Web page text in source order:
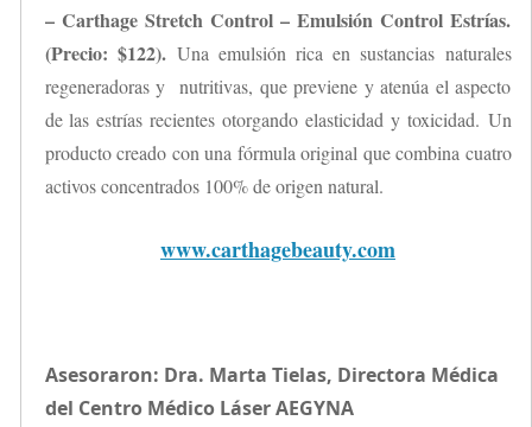
– Carthage Stretch Control – Emulsión Control Estrías.
(Precio: $122). Una emulsión rica en sustancias naturales
regeneradoras y nutritivas, que previene y atenúa el aspecto
de las estrías recientes otorgando elasticidad y toxicidad. Un
producto creado con una fórmula original que combina cuatro
activos concentrados 100% de origen natural.
www.carthagebeauty.com
Asesoraron: Dra. Marta Tielas, Directora Médica
del Centro Médico Láser AEGYNA